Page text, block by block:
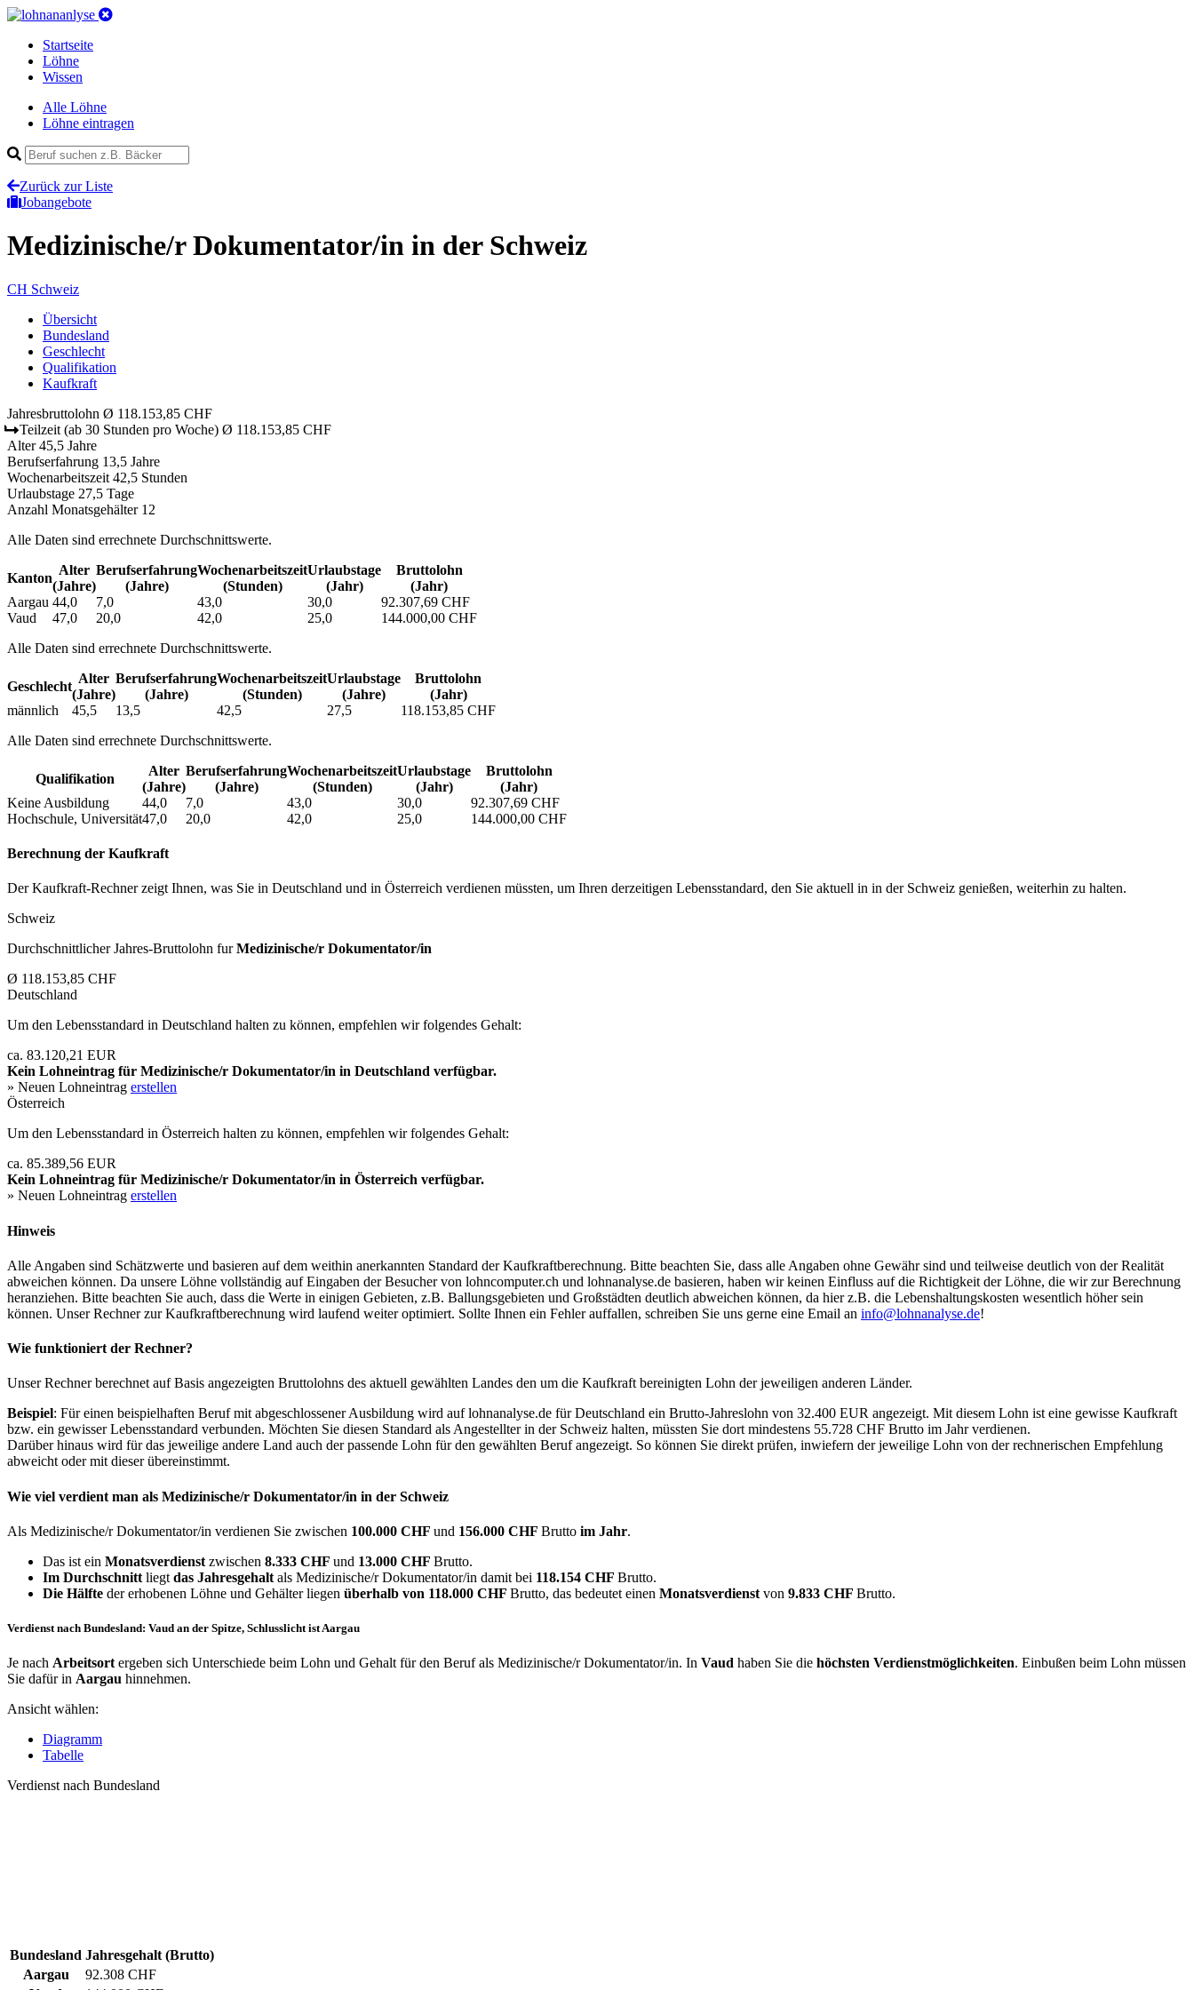
Startseite
Löhne
Wissen
Alle Löhne
Löhne eintragen
Zurück zur Liste
Jobangebote
Medizinische/r Dokumentator/in in der Schweiz
CH Schweiz
Übersicht
Bundesland
Geschlecht
Qualifikation
Kaufkraft
Jahresbruttolohn Ø 118.153,85 CHF
Teilzeit (ab 30 Stunden pro Woche) Ø 118.153,85 CHF
Alter 45,5 Jahre
Berufserfahrung 13,5 Jahre
Wochenarbeitszeit 42,5 Stunden
Urlaubstage 27,5 Tage
Anzahl Monatsgehälter 12
Alle Daten sind errechnete Durchschnittswerte.
Kanton
Alter
(Jahre)
Berufs­erfahrung
(Jahre)
Wochen­arbeitszeit
(Stunden)
Urlaubs­tage
(Jahr)
Bruttolohn
(Jahr)
Aargau 44,0 7,0 43,0 30,0
92.307,69 CHF
Vaud
47,0 20,0 42,0 25,0
144.000,00 CHF
Alle Daten sind errechnete Durchschnittswerte.
Geschlecht
Alter
(Jahre)
Berufs­erfahrung
(Jahre)
Wochen­arbeitszeit
(Stunden)
Urlaubs­tage
(Jahre)
Bruttolohn
(Jahr)
männlich
45,5 13,5 42,5 27,5
118.153,85 CHF
Alle Daten sind errechnete Durchschnittswerte.
Qualifikation
Alter
(Jahre)
Berufs­erfahrung
(Jahre)
Wochen­arbeitszeit
(Stunden)
Urlaubs­tage
(Jahr)
Bruttolohn
(Jahr)
Keine Ausbildung
44,0 7,0 43,0 30,0
92.307,69 CHF
Hochschule, Universität47,0 20,0 42,0 25,0 144.000,00 CHF
Berechnung der Kaufkraft
Der Kaufkraft-Rechner zeigt Ihnen, was Sie in Deutschland und in Österreich verdienen müssten, um Ihren derzeitigen Lebensstandard, den Sie aktuell in in der Schweiz genießen, weiterhin zu halten.
Schweiz
Durchschnittlicher Jahres-Bruttolohn furMedizinische/r Dokumentator/in
Ø 118.153,85 CHF
Deutschland
Um den Lebensstandard in Deutschland halten zu können, empfehlen wir folgendes Gehalt:
ca. 83.120,21 EUR
Kein Lohneintrag für Medizinische/r Dokumentator/in in Deutschland verfügbar.
» Neuen Lohneintrag erstellen
Österreich
Um den Lebensstandard in Österreich halten zu können, empfehlen wir folgendes Gehalt:
ca. 85.389,56 EUR
Kein Lohneintrag für Medizinische/r Dokumentator/in in Österreich verfügbar.
» Neuen Lohneintrag erstellen
Hinweis
Alle Angaben sind Schätzwerte und basieren auf dem weithin anerkannten Standard der Kaufkraftberechnung. Bitte beachten Sie, dass alle Angaben ohne Gewähr sind und teilweise deutlich von der Realität
abweichen können. Da unsere Löhne vollständig auf Eingaben der Besucher von lohncomputer.ch und lohnanalyse.de basieren, haben wir keinen Einfluss auf die Richtigkeit der Löhne, die wir zur Berechnung
heranziehen. Bitte beachten Sie auch, dass die Werte in einigen Gebieten, z.B. Ballungsgebieten und Großstädten deutlich abweichen können, da hier z.B. die Lebenshaltungskosten wesentlich höher sein
können. Unser Rechner zur Kaufkraftberechnung wird laufend weiter optimiert. Sollte Ihnen ein Fehler auffallen, schreiben Sie uns gerne eine Email an info@lohnanalyse.de!
Wie funktioniert der Rechner?
Unser Rechner berechnet auf Basis angezeigten Bruttolohns des aktuell gewählten Landes den um die Kaufkraft bereinigten Lohn der jeweiligen anderen Länder.
Beispiel: Für einen beispielhaften Beruf mit abgeschlossener Ausbildung wird auf lohnanalyse.de für Deutschland ein Brutto-Jahreslohn von 32.400 EUR angezeigt. Mit diesem Lohn ist eine gewisse Kaufkraft
bzw. ein gewisser Lebensstandard verbunden. Möchten Sie diesen Standard als Angestellter in der Schweiz halten, müssten Sie dort mindestens 55.728 CHF Brutto im Jahr verdienen.
Darüber hinaus wird für das jeweilige andere Land auch der passende Lohn für den gewählten Beruf angezeigt. So können Sie direkt prüfen, inwiefern der jeweilige Lohn von der rechnerischen Empfehlung
abweicht oder mit dieser übereinstimmt.
Wie viel verdient man als Medizinische/r Dokumentator/in in der Schweiz
Als Medizinische/r Dokumentator/in verdienen Sie zwischen 100.000 CHF und 156.000 CHF Brutto im Jahr.
Das ist ein Monatsverdienst zwischen 8.333 CHF und 13.000 CHF Brutto.
Im Durchschnitt liegt das Jahresgehalt als Medizinische/r Dokumentator/in damit bei 118.154 CHF Brutto.
Die Hälfte der erhobenen Löhne und Gehälter liegen überhalb von 118.000 CHF Brutto, das bedeutet einen Monatsverdienst von 9.833 CHF Brutto.
Verdienst nach Bundesland: Vaud an der Spitze, Schlusslicht ist Aargau
Je nach Arbeitsort ergeben sich Unterschiede beim Lohn und Gehalt für den Beruf als Medizinische/r Dokumentator/in. In Vaud haben Sie die höchsten Verdienstmöglichkeiten. Einbußen beim Lohn müssen
Sie dafür in Aargau hinnehmen.
Ansicht wählen:
Diagramm
Tabelle
Verdienst nach Bundesland
Bundesland Jahresgehalt (Brutto)
Aargau
92.308 CHF